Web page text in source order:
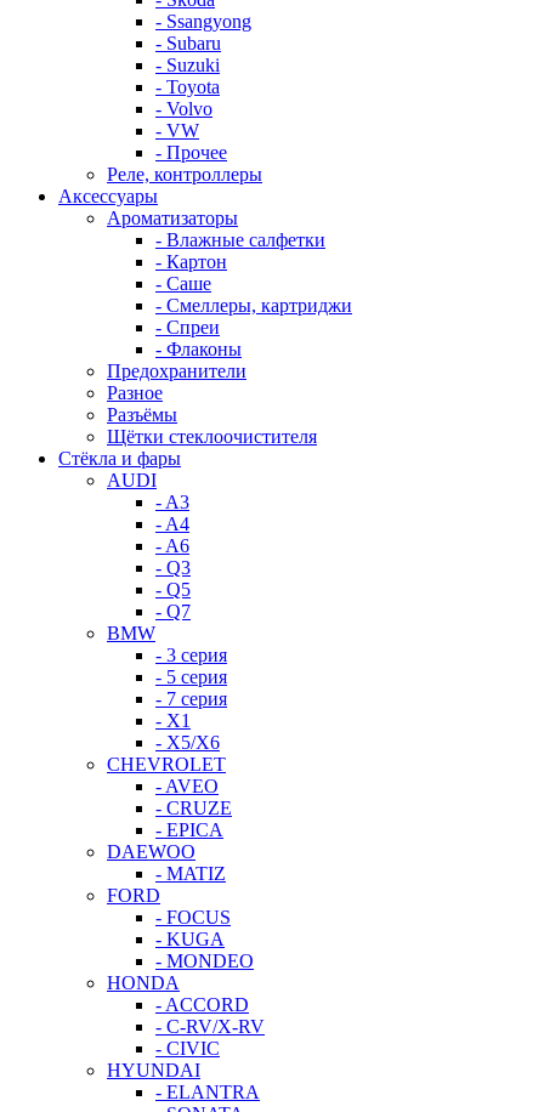
- Ssangyong
- Subaru
- Suzuki
- Toyota
- Volvo
- VW
- Прочее
Реле, контроллеры
Аксессуары
Ароматизаторы
- Влажные салфетки
- Картон
- Саше
- Смеллеры, картриджи
- Спреи
- Флаконы
Предохранители
Разное
Разъёмы
Щётки стеклоочистителя
Стёкла и фары
AUDI
- A3
- A4
- A6
- Q3
- Q5
- Q7
BMW
- 3 серия
- 5 серия
- 7 серия
- X1
- X5/X6
CHEVROLET
- AVEO
- CRUZE
- EPICA
DAEWOO
- MATIZ
FORD
- FOCUS
- KUGA
- MONDEO
HONDA
- ACCORD
- C-RV/X-RV
- CIVIC
HYUNDAI
- ELANTRA